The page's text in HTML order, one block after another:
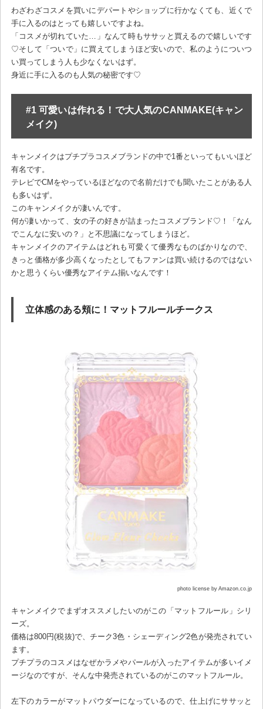
わざわざコスメを買いにデパートやショップに行かなくても、近くで
手に入るのはとっても嬉しいですよね。
「コスメが切れていた…」なんて時もササッと買えるので嬉しいです
♡そして「ついで」に買えてしまうほど安いので、私のようについつ
い買ってしまう人も少なくないはず。
身近に手に入るのも人気の秘密です♡
#1 可愛いは作れる！で大人気のCANMAKE(キャン
メイク)
キャンメイクはプチプラコスメブランドの中で1番といってもいいほど
有名です。
テレビでCMをやっているほどなので名前だけでも聞いたことがある人
も多いはず。
このキャンメイクが凄いんです。
何が凄いかって、女の子の好きが詰まったコスメブランド♡！「なん
でこんなに安いの？」と不思議になってしまうほど。
キャンメイクのアイテムはどれも可愛くて優秀なものばかりなので、
きっと価格が多少高くなったとしてもファンは買い続けるのではない
かと思うくらい優秀なアイテム揃いなんです！
立体感のある頬に！マットフルールチークス
photo license by Amazon.co.jp
キャンメイクでまずオススメしたいのがこの「マットフルール」シリ
ーズ。
価格は800円(税抜)で、チーク3色・シェーディング2色が発売されてい
ます。
プチプラのコスメはなぜかラメやパールが入ったアイテムが多いイメ
ージなのですが、そんな中発売されているのがこのマットフルール。
左下のカラーがマットパウダーになっているので、仕上げにササッと